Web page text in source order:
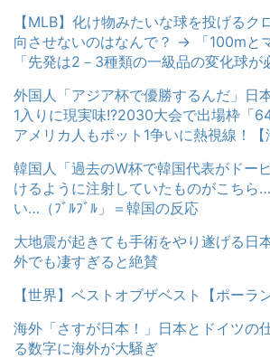
【MLB】化け物みたいな球を投げるク
向させないのはなんで？ → 「100mと
「先発は2－3種類の一級品の変化球が
外国人「アジア杯で優勝するんだ」日
1入りに現実味!?2030大会で出場枠「
アメリカ人もポット1争いに熱視線！【
韓国人「過去のW杯で韓国代表がドー
けるように注射していたものがこちら
い…（ﾌﾞﾙﾌﾞﾙ」＝韓国の反応
大地震が起きても手術をやり遂げる日
外でも凄すぎると絶賛
【世界】ベストオブザベスト【ポーラ
海外「さすが日本！」日本とドイツの
る数字に海外が大騒ぎ